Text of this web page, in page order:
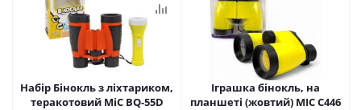
Набір Бінокль з ліхтариком,
теракотовий MiC BQ-55D
Іграшка бінокль, на
планшеті (жовтий) MIC C446